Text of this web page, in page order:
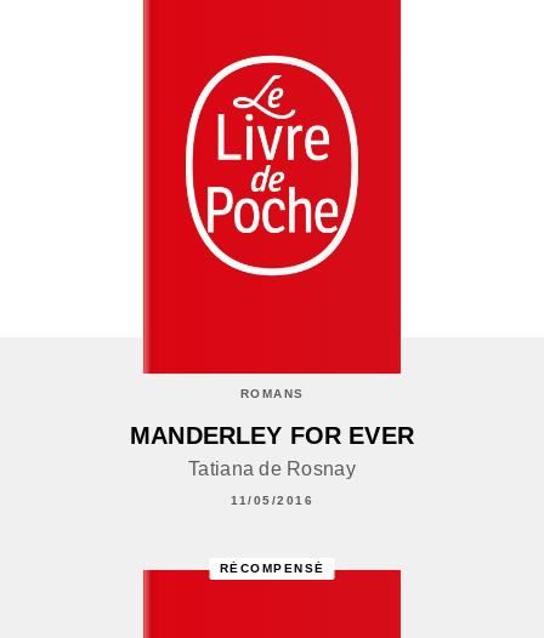
ROMANS
MANDERLEY FOR EVER
Tatiana de Rosnay
11/05/2016
RÉCOMPENSÉ